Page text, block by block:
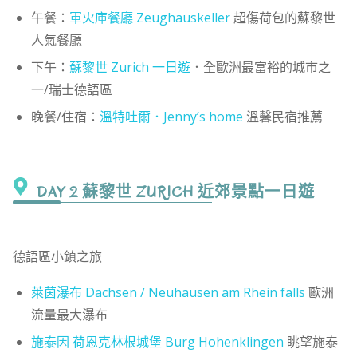
午餐： 軍火庫餐廳 Zeughauskeller超傷荷包的蘇黎世
人氣餐廳
下午： 蘇黎世 Zurich 一日遊．全歐洲最富裕的城市之
一/瑞士德語區
晚餐/住宿： 溫特吐爾．Jenny’s home 溫馨民宿推薦
DAY 2 蘇黎世 ZURICH 近郊景點一日遊
德語區小鎮之旅
萊茵瀑布 Dachsen / Neuhausen am Rhein falls 歐洲
流量最大瀑布
施泰因 荷恩克林根城堡 Burg Hohenklingen 眺望施泰